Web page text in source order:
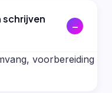
schrijven
voorbereiding